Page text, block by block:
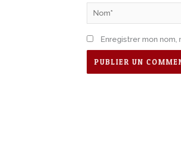
Nom*
Enregistrer mon